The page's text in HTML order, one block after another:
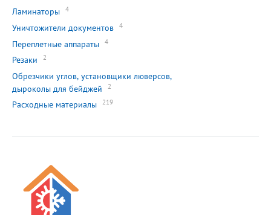
Ламинаторы 4
Уничтожители документов 4
Переплетные аппараты 4
Резаки 2
Обрезчики углов, установщики люверсов,
дыроколы для бейджей
2
Расходные материалы 219